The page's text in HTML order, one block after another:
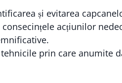
și evitarea
consecințele acțiunilor
tehnicile prin care anumite